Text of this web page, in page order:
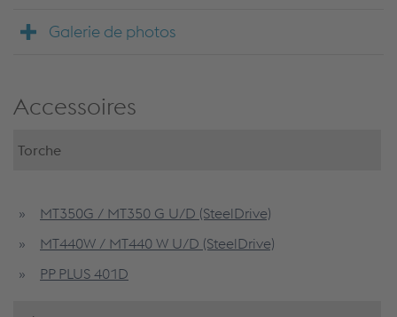
Galerie de photos
Accessoires
Torche
MT350G / MT350 G U/D (SteelDrive)
MT440W / MT440 W U/D (SteelDrive)
PP PLUS 401D